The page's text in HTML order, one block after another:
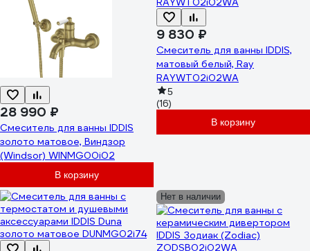
28 990 ₽
Смеситель для ванны IDDIS
золото матовое, Виндзор
(Windsor) WINMG00i02
В корзину
9 830 ₽
Смеситель для ванны IDDIS,
матовый белый, Ray
RAYWT02i02WA
5
(16)
В корзину
Нет в наличии